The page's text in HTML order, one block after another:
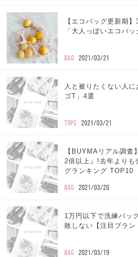
【エコバッグ更新期
「大人っぽいエコバ
BAG 2021/03/21
人と被りたくない人
ゴT」4選
TOPS 2021/03/21
【BUYMAリアル調査
2倍以上』!去年よりも
グランキング TOP10
BAG 2021/03/20
1万円以下で洗練バッ
敗しない【注目ブラン
BAG 2021/03/19